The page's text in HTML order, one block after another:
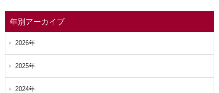
年別アーカイブ
2026年
2025年
2024年